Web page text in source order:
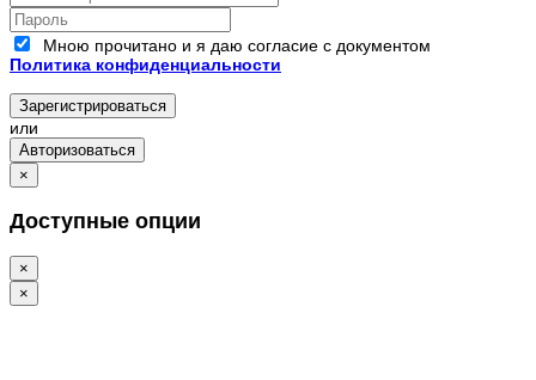
Мною прочитано и я даю согласие с документом
Политика конфиденциальности
Зарегистрироваться
или
Авторизоваться
×
Доступные опции
×
×